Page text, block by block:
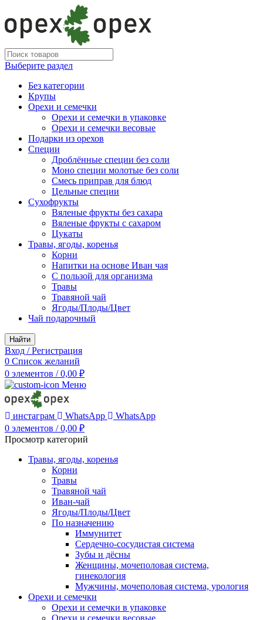
Выберите раздел
Без категории
Крупы
Орехи и семечки
Орехи и семечки в упаковке
Орехи и семечки весовые
Подарки из орехов
Специи
Дроблённые специи без соли
Моно специи молотые без соли
Смесь приправ для блюд
Цельные специи
Сухофрукты
Вяленые фрукты без сахара
Вяленые фрукты с сахаром
Цукаты
Травы, ягоды, коренья
Корни
Напитки на основе Иван чая
С пользой для организма
Травы
Травяной чай
Ягоды/Плоды/Цвет
Чай подарочный
Найти
Вход / Регистрация
0 Список желаний
0 элементов / 0,00 ₽
Меню
инстаграм WhatsApp
WhatsApp
0 элементов / 0,00 ₽
Просмотр категорий
Травы, ягоды, коренья
Корни
Травы
Травяной чай
Иван-чай
Ягоды/Плоды/Цвет
По назначению
Иммунитет
Сердечно-сосудистая система
Зубы и дёсны
Женщины, мочеполовая система,
гинекология
Мужчины, мочеполовая система, урология
Орехи и семечки
Орехи и семечки в упаковке